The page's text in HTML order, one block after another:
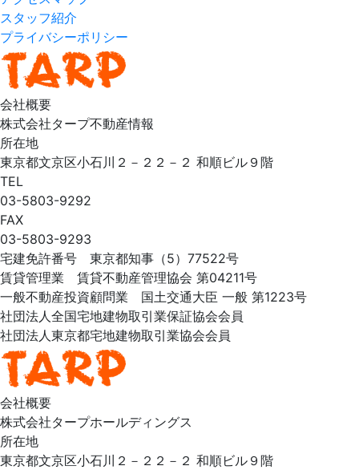
スタッフ紹介
プライバシーポリシー
会社概要
株式会社タープ不動産情報
所在地
東京都文京区小石川２－２２－２ 和順ビル９階
TEL
03-5803-9292
FAX
03-5803-9293
宅建免許番号 東京都知事（5）77522号
賃貸管理業 賃貸不動産管理協会 第04211号
一般不動産投資顧問業 国土交通大臣 一般 第1223号
社団法人全国宅地建物取引業保証協会会員
社団法人東京都宅地建物取引業協会会員
会社概要
株式会社タープホールディングス
所在地
東京都文京区小石川２－２２－２ 和順ビル９階